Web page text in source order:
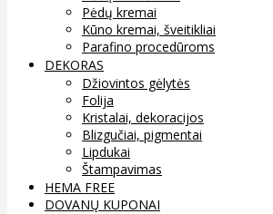
Pėdų kremai
Kūno kremai, šveitikliai
Parafino procedūroms
DEKORAS
Džiovintos gėlytės
Folija
Kristalai, dekoracijos
Blizgučiai, pigmentai
Lipdukai
Štampavimas
HEMA FREE
DOVANŲ KUPONAI